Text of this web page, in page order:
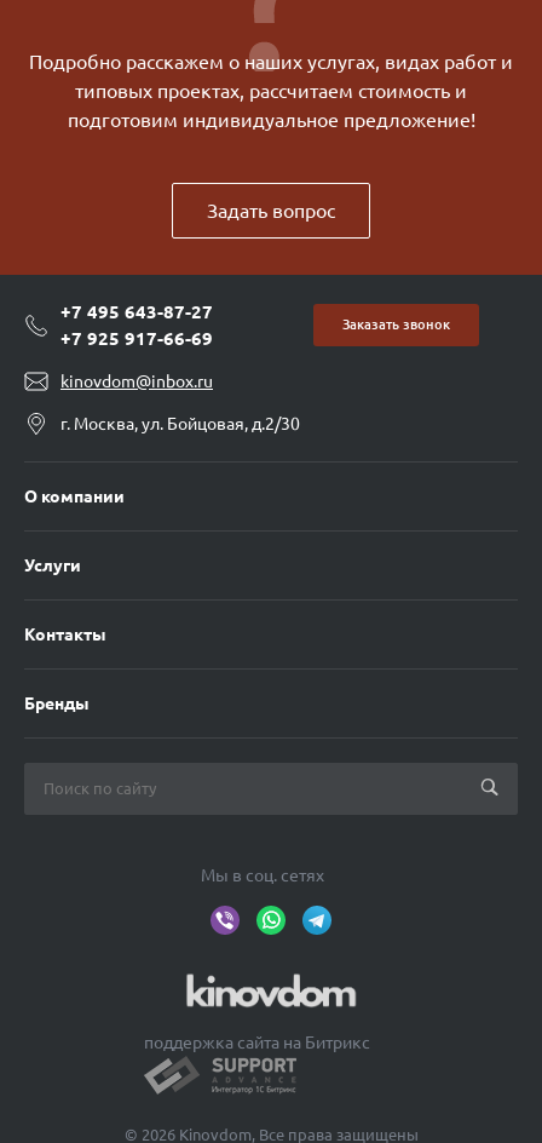
Подробно расскажем о наших услугах, видах работ и
типовых проектах, рассчитаем стоимость и
подготовим индивидуальное предложение!
Задать вопрос
+7 495 643-87-27
+7 925 917-66-69
Заказать звонок
kinovdom@inbox.ru
г. Москва, ул. Бойцовая, д.2/30
О компании
Услуги
Контакты
Бренды
Мы в соц. сетях
© 2026 Kinovdom, Все права защищены
поддержка сайта на Битрикс